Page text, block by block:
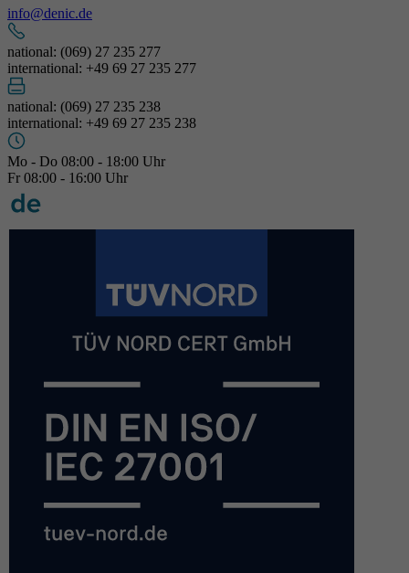
info@denic.de
national: (069) 27 235 277
international: +49 69 27 235 277
national: (069) 27 235 238
international: +49 69 27 235 238
Mo - Do 08:00 - 18:00 Uhr
Fr 08:00 - 16:00 Uhr